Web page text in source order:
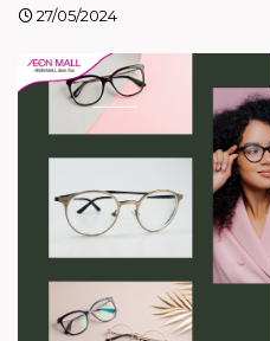
27/05/2024